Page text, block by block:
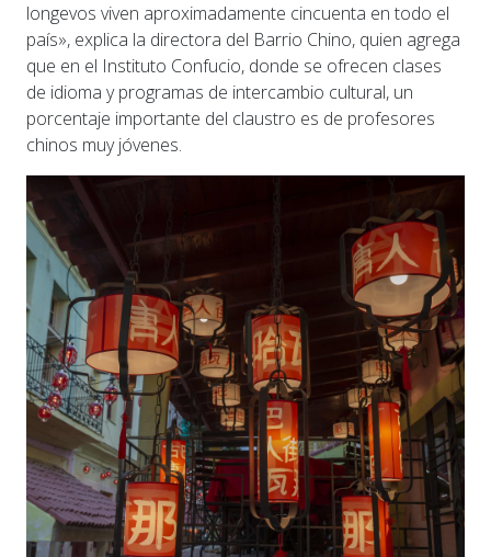
longevos viven aproximadamente cincuenta en todo el
país», explica la directora del Barrio Chino, quien agrega
que en el Instituto Confucio, donde se ofrecen clases
de idioma y programas de intercambio cultural, un
porcentaje importante del claustro es de profesores
chinos muy jóvenes.